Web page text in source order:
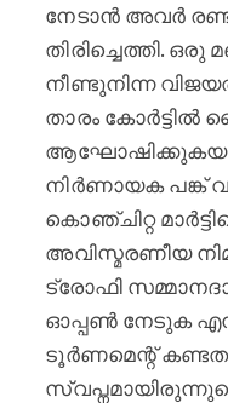
നേടാൻ അവർ
തിരിച്ചെത്തി. ഒരു
നീണ്ടുനിന്ന
താരം കോർട്ടിൽ
ആഘോഷിക്കുകയും
നിർണായക പങ്ക്
കൊഞ്ചിറ്റ
അവിസ്മരണീയ
ട്രോഫി
ഓപ്പൺ നേടുക
ടൂർണമെന്റ്